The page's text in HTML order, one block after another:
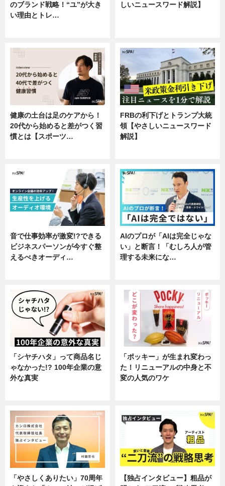
のブランド戦略！“ユ”が大き
い理由とトレ…
しいニュースワード解説】
健康の土台は足のケアから！
20代から始めると差がつく習
慣とは【スポーツ…
FRBの利下げとトランプ大統
領【やさしいニュースワード
解説】
音で仕事効率が激変!?できる
ビジネスパーソンが今すぐ整
えるべきオーディ…
AIのプロが「AIは完全じゃな
い」と断言！「むしろ人が管
理する未来にな…
「シヤチハタ」って商品名じ
ゃなかった!? 100年企業の意
外な真実
「ポッキー」が生まれ変わっ
た！リニューアルの中身と不
変の人気のワケ
「やさしくありたい」70周年
【独占インタビュー】粗品が